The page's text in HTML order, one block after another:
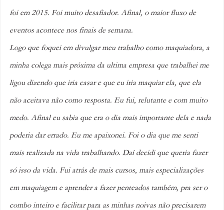
foi em 2015. Foi muito desafiador. Afinal, o maior fluxo de
eventos acontece nos finais de semana.
Logo que foquei em divulgar meu trabalho como maquiadora, a
minha colega mais próxima da ultima empresa que trabalhei me
ligou dizendo que iria casar e que eu iria maquiar ela, que ela
não aceitava não como resposta. Eu fui, relutante e com muito
medo. Afinal eu sabia que era o dia mais importante dela e nada
poderia dar errado. Eu me apaixonei. Foi o dia que me senti
mais realizada na vida trabalhando. Daí decidi que queria fazer
só isso da vida. Fui atrás de mais cursos, mais especializações
em maquiagem e aprender a fazer penteados também, pra ser o
combo inteiro e facilitar para as minhas noivas não precisarem